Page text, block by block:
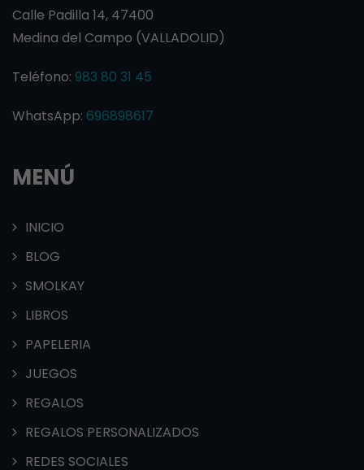
Calle Padilla 14, 47400
Medina del Campo (VALLADOLID)
Teléfono: 983 80 31 45
WhatsApp: 696898617
MENÚ
INICIO
BLOG
SMOLKAY
LIBROS
PAPELERIA
JUEGOS
REGALOS
REGALOS PERSONALIZADOS
REDES SOCIALES